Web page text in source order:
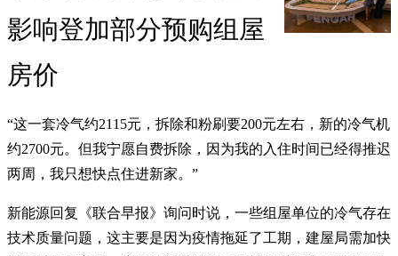
影响登加部分预购组屋
房价
“这一套冷气约2115元，拆除和粉刷要200元左右，新的冷气机
约2700元。但我宁愿自费拆除，因为我的入住时间已经得推迟
两周，我只想快点住进新家。”
新能源回复《联合早报》询问时说，一些组屋单位的冷气存在
技术质量问题，这主要是因为疫情拖延了工期，建屋局需加快